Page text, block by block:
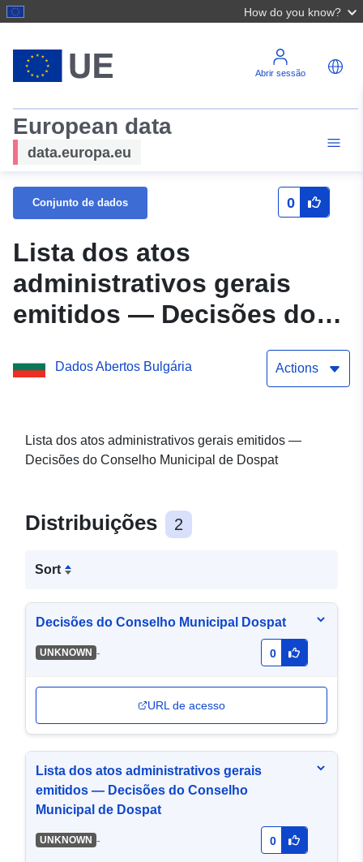
How do you know?
Abrir sessão
European data
data.europa.eu
Conjunto de dados 0
Lista dos atos
administrativos gerais
emitidos — Decisões do
Conselho Municipal de
DospatDados Abertos Bulgária Actions
Lista dos atos administrativos gerais emitidos —
Decisões do Conselho Municipal de Dospat
Distribuições 2
Sort
Decisões do Conselho Municipal Dospat
UNKNOWN - 0
URL de acesso
Lista dos atos administrativos gerais
emitidos — Decisões do Conselho
Municipal de Dospat
UNKNOWN - 0